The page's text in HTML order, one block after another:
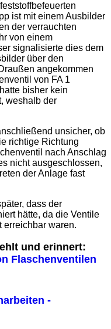
ist mit einem Ausbilder
der verrauchten
von einem
signalisierte dies dem
über den
angekommen
von FA 1
bisher kein
weshalb der
unsicher, ob
richtige Richtung
nach Anschlag
nicht ausgeschlossen,
der Anlage fast
dass der
hätte, da die Ventile
erreichbar waren.
und erinnert:
Flaschenventilen
-